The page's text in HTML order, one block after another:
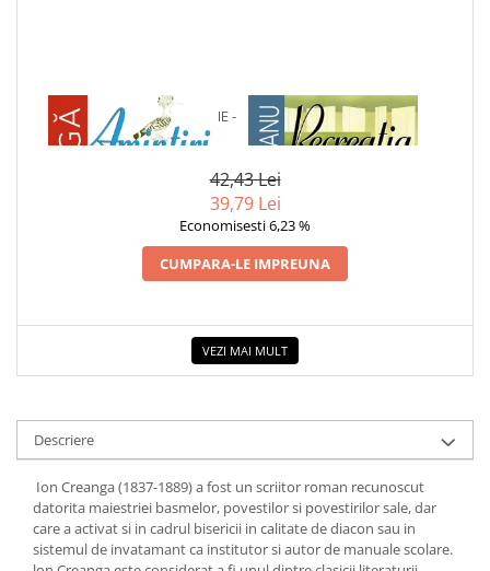
COLOREAZA CU PRIETENII
De colorat
Pot desena minunat
Codul copiilor de succes
Dictionare
Kids Book Club
Legende istorice
1 x AMINTIRI DIN COPILARIE -
ION CREANGA
1 x RECREATIA MARE
42,43 Lei
39,79 Lei
Economisesti 6,23 %
CUMPARA-LE IMPREUNA
VEZI MAI MULT
Descriere
Ion Creanga (1837-1889) a fost un scriitor roman recunoscut
datorita maiestriei basmelor, povestilor si povestirilor sale, dar
care a activat si in cadrul bisericii in calitate de diacon sau in
sistemul de invatamant ca institutor si autor de manuale scolare.